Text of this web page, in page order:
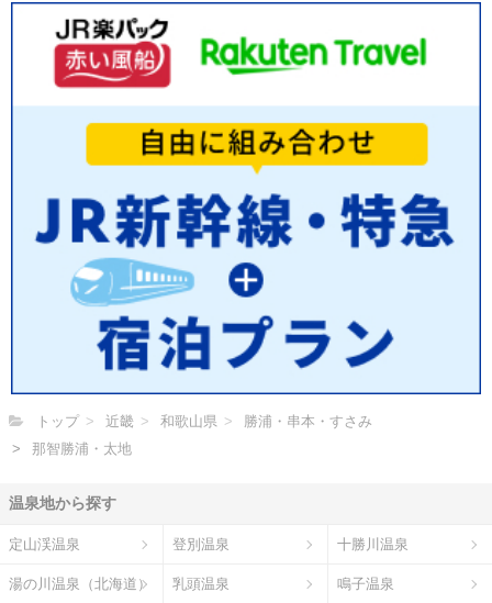
トップ 近畿 和歌山県
勝浦・串本・すさみ
那智勝浦・太地
温泉地から探す
定山渓温泉 登別温泉 十勝川温泉
湯の川温泉（北海道） 乳頭温泉 鳴子温泉